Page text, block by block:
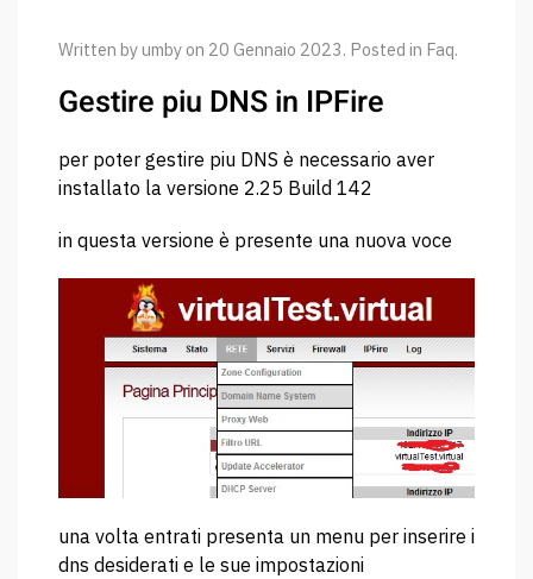
Written by umby on 20 Gennaio 2023. Posted in Faq.
Gestire piu DNS in IPFire
per poter gestire piu DNS è necessario aver
installato la versione 2.25 Build 142
in questa versione è presente una nuova voce
una volta entrati presenta un menu per inserire i
dns desiderati e le sue impostazioni